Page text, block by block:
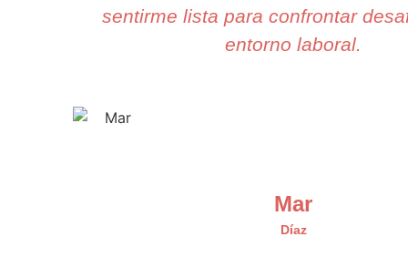
sentirme lista para confrontar
entorno laboral.
Mar
Díaz